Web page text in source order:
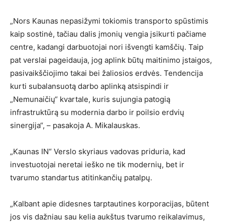
„Nors Kaunas nepasižymi tokiomis transporto spūstimis
kaip sostinė, tačiau dalis įmonių vengia įsikurti pačiame
centre, kadangi darbuotojai nori išvengti kamščių. Taip
pat verslai pageidauja, jog aplink būtų maitinimo įstaigos,
pasivaikščiojimo takai bei žaliosios erdvės. Tendencija
kurti subalansuotą darbo aplinką atsispindi ir
„Nemunaičių“ kvartale, kuris sujungia patogią
infrastruktūrą su modernia darbo ir poilsio erdvių
sinergija“, – pasakoja A. Mikalauskas.
„Kaunas IN“ Verslo skyriaus vadovas priduria, kad
investuotojai neretai ieško ne tik modernių, bet ir
tvarumo standartus atitinkančių patalpų.
„Kalbant apie didesnes tarptautines korporacijas, būtent
jos vis dažniau sau kelia aukštus tvarumo reikalavimus,